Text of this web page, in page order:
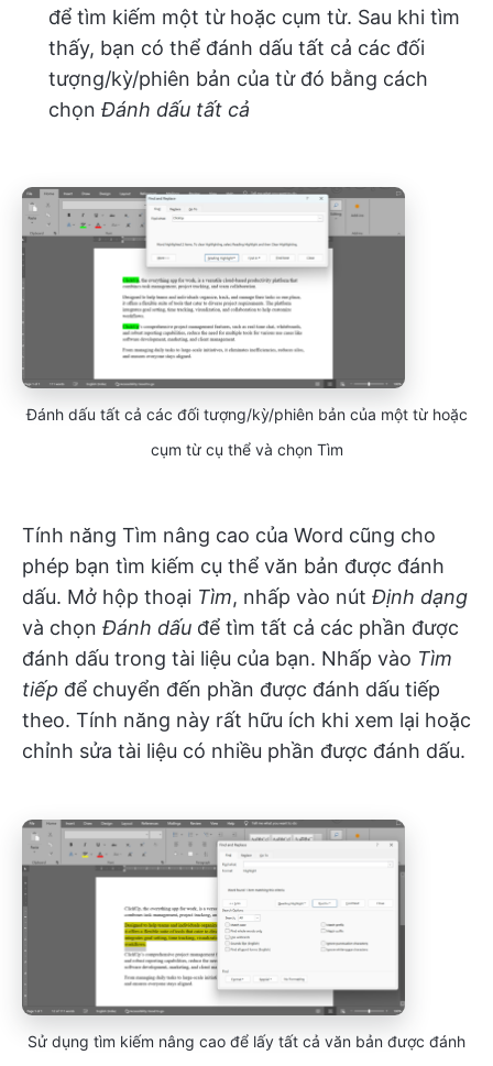
để tìm kiếm một từ hoặc cụm từ. Sau khi tìm
thấy, bạn có thể đánh dấu tất cả các đối
tượng/kỳ/phiên bản của từ đó bằng cách
chọn Đánh dấu tất cả
Đánh dấu tất cả các đối tượng/kỳ/phiên bản của một từ hoặc
cụm từ cụ thể và chọn Tìm
Tính năng Tìm nâng cao của Word cũng cho
phép bạn tìm kiếm cụ thể văn bản được đánh
dấu. Mở hộp thoại Tìm, nhấp vào nút Định dạng
và chọn Đánh dấu để tìm tất cả các phần được
đánh dấu trong tài liệu của bạn. Nhấp vào Tìm
tiếp để chuyển đến phần được đánh dấu tiếp
theo. Tính năng này rất hữu ích khi xem lại hoặc
chỉnh sửa tài liệu có nhiều phần được đánh dấu.
Sử dụng tìm kiếm nâng cao để lấy tất cả văn bản được đánh